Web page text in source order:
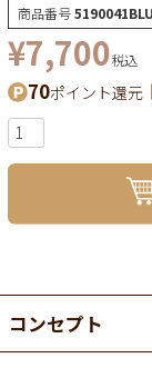
商品番号5190041BLU
¥7,700税込
70ポイント還元
コンセプト